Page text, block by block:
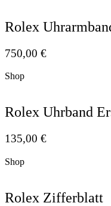
Rolex
750,00 €
Shop
Rolex Uhrband
135,00 €
Shop
Rolex Zifferblatt